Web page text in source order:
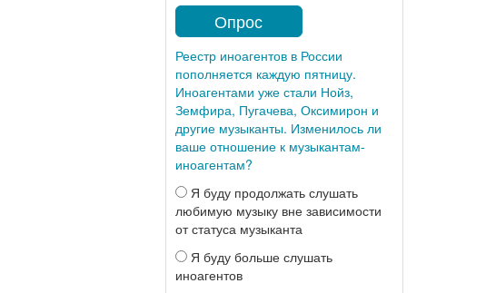
Опрос
Реестр иноагентов в России
пополняется каждую пятницу.
Иноагентами уже стали Нойз,
Земфира, Пугачева, Оксимирон и
другие музыканты. Изменилось ли
ваше отношение к музыкантам-
иноагентам?
Я буду продолжать слушать
любимую музыку вне зависимости
от статуса музыканта
Я буду больше слушать
иноагентов